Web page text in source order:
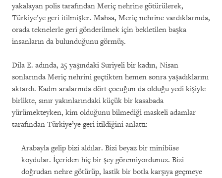
yakalayan polis tarafından Meriç nehrine götürülerek,
Türkiye’ye geri itilmişler. Mahsa, Meriç nehrine vardıklarında,
orada teknelerle geri gönderilmek için bekletilen başka
insanların da bulunduğunu görmüş.
Dila E. adında, 25 yaşındaki Suriyeli bir kadın, Nisan
sonlarında Meriç nehrini geçtikten hemen sonra yaşadıklarını
aktardı. Kadın aralarında dört çocuğun da olduğu yedi kişiyle
birlikte, sınır yakınlarındaki küçük bir kasabada
yürümekteyken, kim olduğunu bilmediği maskeli adamlar
tarafından Türkiye’ye geri itildiğini anlattı:
Arabayla gelip bizi aldılar. Bizi beyaz bir minibüse
koydular. İçeriden hiç bir şey göremiyordunuz. Bizi
doğrudan nehre götürüp, lastik bir botla karşıya geçmeye